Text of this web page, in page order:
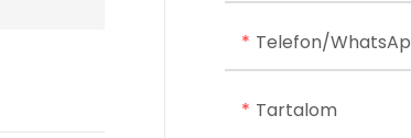
Telefon/
Tartalom